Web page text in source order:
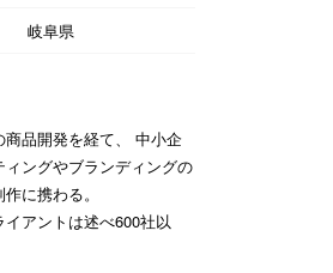
岐阜県
商品開発を経て、 中小企
ィングやブランディングの
に携わる。
アントは述べ600社以